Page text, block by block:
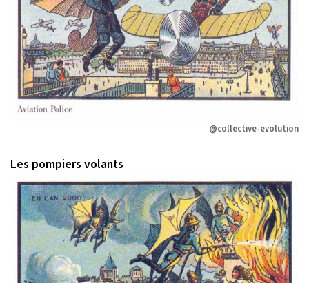
@collective-evolution
Les pompiers volants